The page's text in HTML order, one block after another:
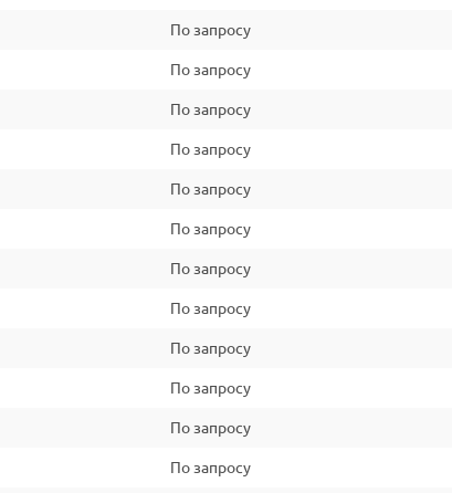
По запросу
По запросу
По запросу
По запросу
По запросу
По запросу
По запросу
По запросу
По запросу
По запросу
По запросу
По запросу